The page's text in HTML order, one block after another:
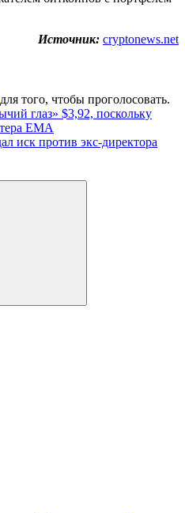
Источник: cryptonews.net
для того, чтобы проголосовать.
глаз» $3,92, поскольку
EMA
иск против экс-директора